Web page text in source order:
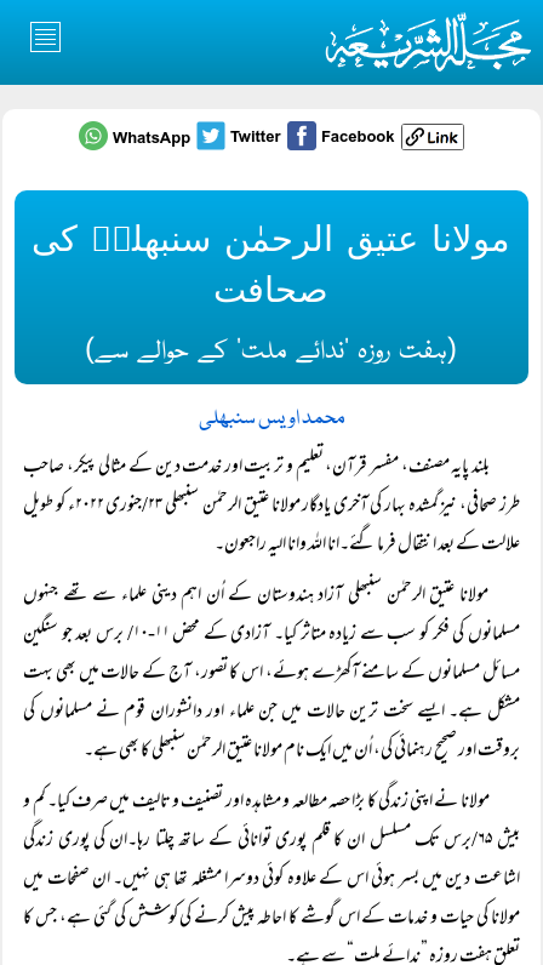
مولانا عتیق الرحمٰن سنبھلیؒ کی
صحافت
(ہفت روزہ ’ندائے ملت‘ کے حوالے سے)
محمد اویس سنبھلی
بلند پایہ مصنف، مفسر قرآن، تعلیم و تربیت اور خدمت دین کے مثالی پیکر، صاحب
طرز صحافی، نیز گمشدہ بہار کی آخری یادگار مولانا عتیق الرحمٰن سنبھلی ۲۳/جنوری ۲۰۲۲ء کو طویل
علالت کے بعد انتقال فرما گئے۔انا اللہ وانا الیہ راجعون۔
مولانا عتیق الرحمٰن سنبھلی آزاد ہندوستان کے اُن اہم دینی علماء سے تھے جنہوں
مسلمانوں کی فکر کو سب سے زیادہ متاثر کیا۔ آزادی کے محض ۱۱-۱۰/ برس بعد جو سنگین
مسائل مسلمانوں کے سامنے آکھڑے ہوئے، اس کا تصور، آج کے حالات میں بھی بہت
مشکل ہے۔ ایسے سخت ترین حالات میں جن علماء اور دانشوران قوم نے مسلمانوں کی
بروقت اور صحیح رہنمائی کی، اُن میں ایک نام مولانا عتیق الرحمٰن سنبھلی کا بھی ہے۔
مولانا نے اپنی زندگی کا بڑا حصہ مطالعہ و مشاہدہ اور تصنیف و تالیف میں صرف کیا۔ کم و
بیش ۶۵/برس تک مسلسل ان کا قلم پوری توانائی کے ساتھ چلتا رہا۔ان کی پوری زندگی
اشاعت دین میں بسر ہوئی اس کے علاوہ کوئی دوسرا مشغلہ تھا ہی نہیں۔ ان صفحات میں
مولانا کی حیات و خدمات کے اس گوشے کا احاطہ پیش کرنے کی کوشش کی گئی ہے، جس کا
تعلق ہفت روزہ ”ندائے ملت“ سے ہے۔